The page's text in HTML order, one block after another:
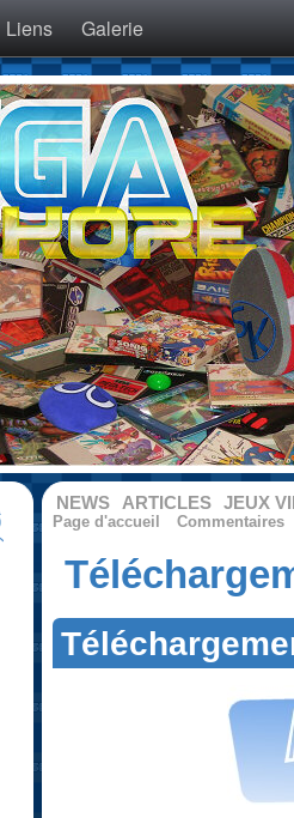
Liens Galerie
NEWS ARTICLES JEUX
Page d'accueil Commentaires